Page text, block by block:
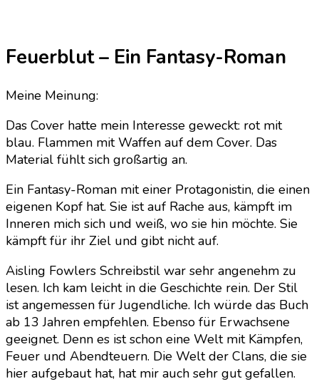
Feuerblut – Ein Fantasy-Roman
Meine Meinung:
Das Cover hatte mein Interesse geweckt: rot mit
blau. Flammen mit Waffen auf dem Cover. Das
Material fühlt sich großartig an.
Ein Fantasy-Roman mit einer Protagonistin, die einen
eigenen Kopf hat. Sie ist auf Rache aus, kämpft im
Inneren mich sich und weiß, wo sie hin möchte. Sie
kämpft für ihr Ziel und gibt nicht auf.
Aisling Fowlers Schreibstil war sehr angenehm zu
lesen. Ich kam leicht in die Geschichte rein. Der Stil
ist angemessen für Jugendliche. Ich würde das Buch
ab 13 Jahren empfehlen. Ebenso für Erwachsene
geeignet. Denn es ist schon eine Welt mit Kämpfen,
Feuer und Abendteuern. Die Welt der Clans, die sie
hier aufgebaut hat, hat mir auch sehr gut gefallen.